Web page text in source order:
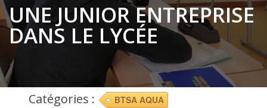
UNE JUNIOR ENTREPRISE
DANS LE LYCÉE
Catégories :
BTSA AQUA